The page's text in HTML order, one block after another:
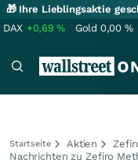
🎁 Ihre Lieblingsaktie
DAX +0,69% Gold 0,00 %
Startseite Aktien
Nachrichten zu Zefiro